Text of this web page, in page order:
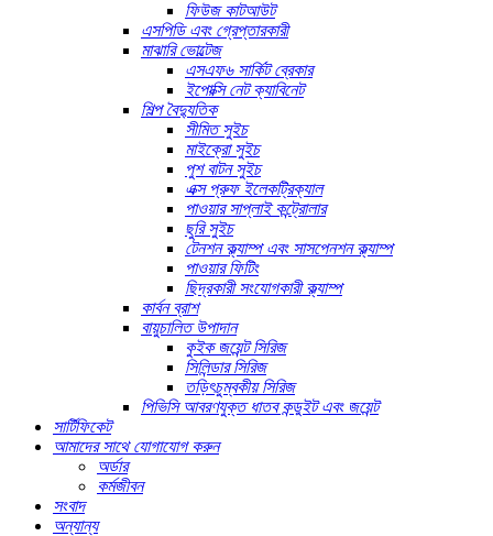
ফিউজ কাটআউট
এসপিডি এবং গ্রেপ্তারকারী
মাঝারি ভোল্টেজ
এসএফ৬ সার্কিট ব্রেকার
ইপোক্সি নেট ক্যাবিনেট
শিল্প বৈদ্যুতিক
সীমিত সুইচ
মাইক্রো সুইচ
পুশ বাটন সুইচ
এক্স প্রুফ ইলেকট্রিক্যাল
পাওয়ার সাপ্লাই কন্ট্রোলার
ছুরি সুইচ
টেনশন ক্ল্যাম্প এবং সাসপেনশন ক্ল্যাম্প
পাওয়ার ফিটিং
ছিদ্রকারী সংযোগকারী ক্ল্যাম্প
কার্বন ব্রাশ
বায়ুচালিত উপাদান
কুইক জয়েন্ট সিরিজ
সিলিন্ডার সিরিজ
তড়িৎচুম্বকীয় সিরিজ
পিভিসি আবরণযুক্ত ধাতব কন্ডুইট এবং জয়েন্ট
সার্টিফিকেট
আমাদের সাথে যোগাযোগ করুন
অর্ডার
কর্মজীবন
সংবাদ
অন্যান্য